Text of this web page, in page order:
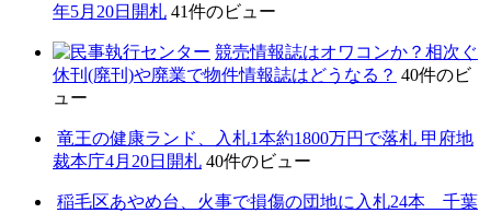
年5月20日開札 41件のビュー
競売情報誌はオワコンか？相次ぐ
休刊(廃刊)や廃業で物件情報誌はどうなる？ 40件のビ
ュー
竜王の健康ランド、入札1本約1800万円で落札 甲府地
裁本庁4月20日開札 40件のビュー
稲毛区あやめ台、火事で損傷の団地に入札24本 千葉